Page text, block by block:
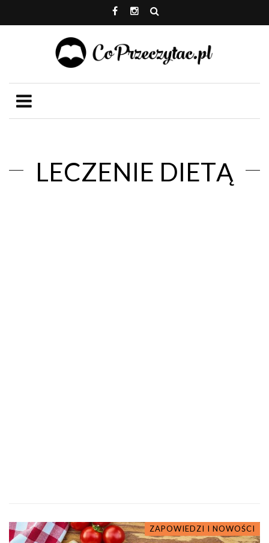
LECZENIE DIETĄ
ZAPOWIEDZI I NOWOŚCI